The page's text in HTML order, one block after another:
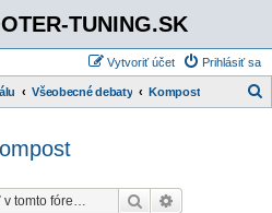
TUNING.SK
Prihlásiť sa
Vytvoriť účet
Všeobecné debaty Kompost
Hľadať